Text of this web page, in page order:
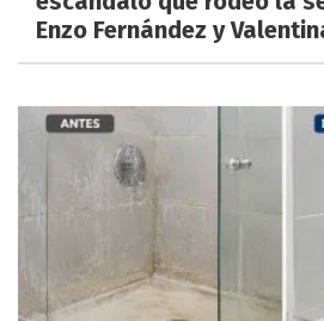
Enzo Fernández y